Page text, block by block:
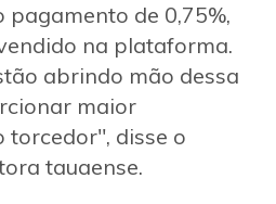
pagamento de 0,75%,
na plataforma.
abrindo mão dessa
maior
torcedor", disse o
tauaense.